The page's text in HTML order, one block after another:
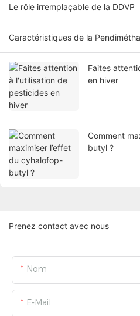
Le rôle irremplaçable de la DDVP
Caractéristiques de la
Faites
en hiver
Comment
butyl ?
Prenez contact avec nous
Nom
E-Mail